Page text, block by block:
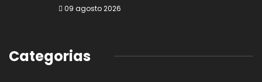
09 agosto 2026
Categorias